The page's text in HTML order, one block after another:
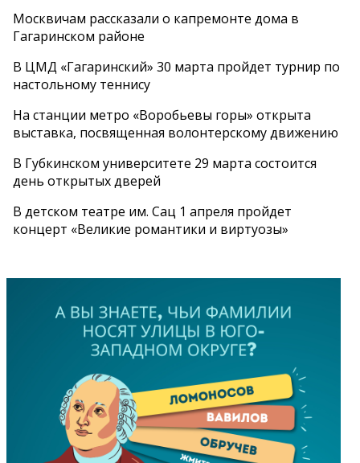
Москвичам рассказали о капремонте дома в
Гагаринском районе
В ЦМД «Гагаринский» 30 марта пройдет турнир по
настольному теннису
На станции метро «Воробьевы горы» открыта
выставка, посвященная волонтерскому движению
В Губкинском университете 29 марта состоится
день открытых дверей
В детском театре им. Сац 1 апреля пройдет
концерт «Великие романтики и виртуозы»